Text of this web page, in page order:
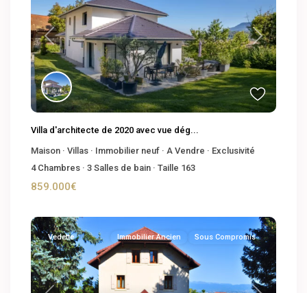
Previous Next
Villa d'architecte de 2020 avec vue dég...
Maison · Villas · Immobilier neuf · A Vendre · Exclusivité
4Chambres · 3 Salles de bain · Taille 163
859.000€
Vedette Immobilier Ancien Sous Compromis